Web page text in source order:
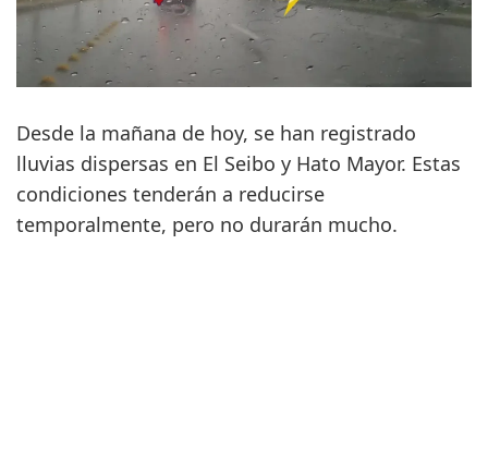
Desde la mañana de hoy, se han registrado
lluvias dispersas en El Seibo y Hato Mayor. Estas
condiciones tenderán a reducirse
temporalmente, pero no durarán mucho.